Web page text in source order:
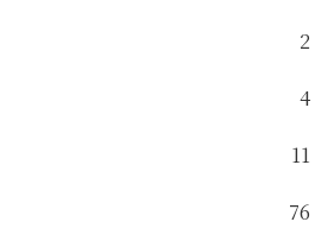
2
4
11
76